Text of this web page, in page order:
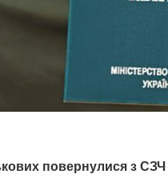
повернулися з